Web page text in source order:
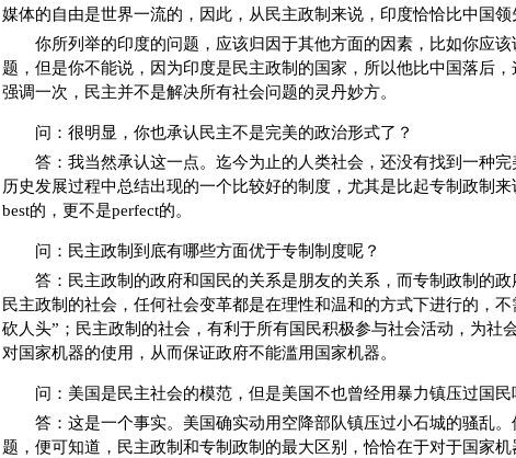
媒体的自由是世界一流的，因此，从民主政制来说，印度恰恰比中国领
你所列举的印度的问题，应该归因于其他方面的因素，比如你应
题，但是你不能说，因为印度是民主政制的国家，所以他比中国落后
强调一次，民主并不是解决所有社会问题的灵丹妙方。
问：很明显，你也承认民主不是完美的政治形式了？
答：我当然承认这一点。迄今为止的人类社会，还没有找到一种
历史发展过程中总结出现的一个比较好的制度，尤其是比起专制政制
best的，更不是perfect的。
问：民主政制到底有哪些方面优于专制制度呢？
答：民主政制的政府和国民的关系是朋友的关系，而专制政制的
民主政制的社会，任何社会变革都是在理性和温和的方式下进行的，
砍人头”；民主政制的社会，有利于所有国民积极参与社会活动，为社
对国家机器的使用，从而保证政府不能滥用国家机器。
问：美国是民主社会的模范，但是美国不也曾经用暴力镇压过国民
答：这是一个事实。美国确实动用空降部队镇压过小石城的骚乱
题，便可知道，民主政制和专制政制的最大区别，恰恰在于对于国家